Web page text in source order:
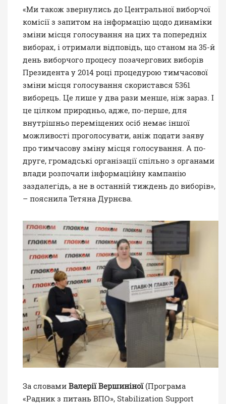
«Ми також звернулись до Центральної виборчої
комісії з запитом на інформацію щодо динаміки
зміни місця голосування на цих та попередніх
виборах, і отримали відповідь, що станом на 35-й
день виборчого процесу позачергових виборів
Президента у 2014 році процедурою тимчасової
зміни місця голосування скористався 5361
виборець. Це лише у два рази менше, ніж зараз. І
це цілком природньо, адже, по-перше, для
внутрішньо переміщених осіб немає іншої
можливості проголосувати, аніж подати заяву
про тимчасову зміну місця голосування. А по-
друге, громадські організації спільно з органами
влади розпочали інформаційну кампанію
заздалегідь, а не в останній тиждень до виборів»,
– пояснила Тетяна Дурнєва.
За словами Валерії Вершиніної(Програма
«Радник з питань ВПО», Stabilization Support